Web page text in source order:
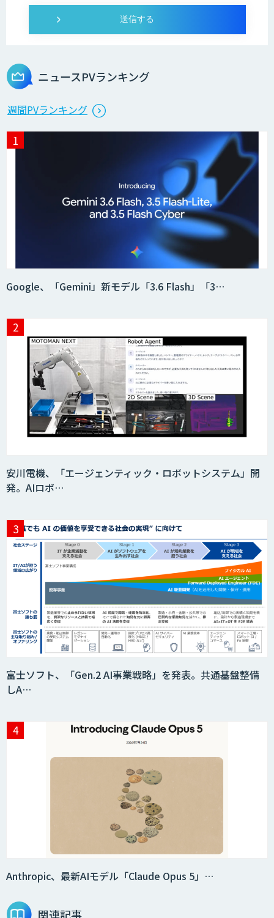
製造業特化型オーダーメイドAI開発（知
財/FMEA/電気回路/CAD/外観検査）
需要予測＋業務最適化AIシステム
imprai ezCheck
JAPAN AI HR
miibo
ニーズを理解する対話型AIエージェント
「AI’mON for 展示会」
Web接客を進化させる対話型AIエージェ
ント「AI’mON for WEB」
スクレイプPro
DX推進のパートナーに「ジンベイ 生成
AI・DXコンサルティング」
ニュースPVランキング
週間PVランキング
Google、「Gemini」新モデル「3.6 Flash」「3…
安川電機、「エージェンティック・ロボットシステム」開
発。AIロボ…
富士ソフト、「Gen.2 AI事業戦略」を発表。共通基盤整備
しA…
Anthropic、最新AIモデル「Claude Opus 5」…
関連記事